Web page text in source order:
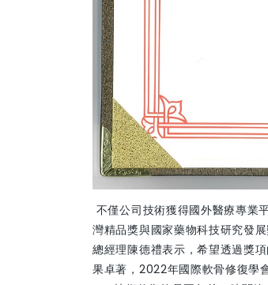
不僅公司技術獲得國外醫療專業
灣精品獎與國家藥物科技研究發
總經理陳德禮表示，希望透過獎
果卓著，2022年國際軟骨修復學